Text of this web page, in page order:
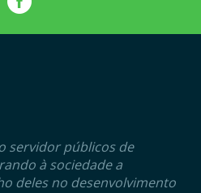
servidor públicos de
à sociedade a
deles no desenvolvimento